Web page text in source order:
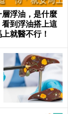
層浮油，是什麼
到浮油搭上這
就醫不行！